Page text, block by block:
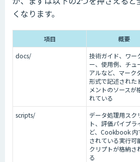
くなります。
項目
概要
docs/
技術ガイド、ワー
ー、使用例、チュ
アルなど、マーク
形式で記述された
メントのソースが
れている
scripts/
データ処理用スク
ト、評価パイプラ
ど、Cookbook 内
されている実行可
クリプトが格納さ
る